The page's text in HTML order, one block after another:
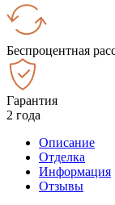
Беспроцентная
Гарантия
2 года
Описание
Отделка
Информация
Отзывы